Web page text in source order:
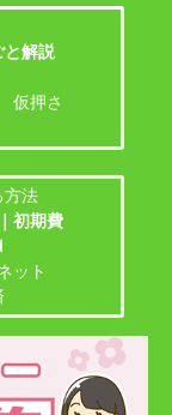
解説
仮押さ
方法
初期費
ット